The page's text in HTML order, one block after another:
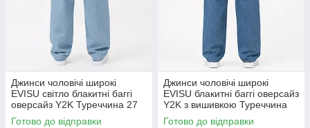
Джинси чоловічі широкі
EVISU світло блакитні баггі
оверсайз Y2K Туреччина 27
(1027-295-6)
Готово до відправки
Джинси чоловічі широкі
EVISU блакитні баггі оверсайз
Y2K з вишивкою Туреччина
27 (1027-295-5)
Готово до відправки